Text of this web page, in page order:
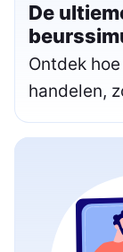
De
Ontdek
handelen,